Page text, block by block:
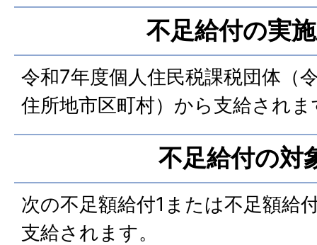
不足給付の実
令和7年度個人住民税課税団体（
住所地市区町村）から支給されま
不足給付の対
次の不足額給付1または不足額給
支給されます。